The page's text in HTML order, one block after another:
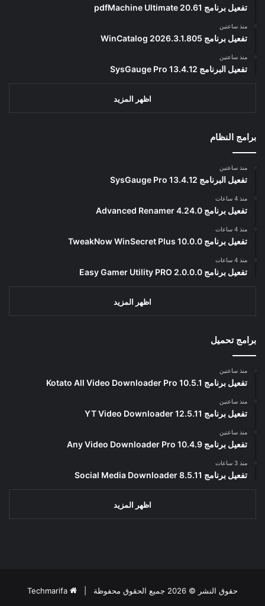
تفعيل برنامج pdfMachine Ultimate 20.61
منذ ساعتين
تفعيل برنامج WinCatalog 2026.3.1.805
منذ ساعتين
تفعيل البرنامج 13.4.12 SysGauge Pro
اظهر المزيد
برامج النظام
منذ ساعتين
تفعيل البرنامج 13.4.12 SysGauge Pro
منذ 4 ساعات
تفعيل برنامج Advanced Renamer 4.24.0
منذ 4 ساعات
تفعيل برنامج TweakNow WinSecret Plus 10.0.0
منذ 4 ساعات
تفعيل برنامج Easy Gamer Utility PRO 2.0.0.0
اظهر المزيد
برامج تحميل
منذ ساعتين
تفعيل برنامج Kotato All Video Downloader Pro 10.5.1
منذ ساعتين
تفعيل برنامج YT Video Downloader 12.5.11
منذ ساعتين
تفعيل برنامج Any Video Downloader Pro 10.4.9
منذ 3 ساعات
تفعيل برنامج Social Media Downloader 8.5.11
اظهر المزيد
حقوق النشر © 2026 جميع الحقوق محفوظة |
Techmarifa